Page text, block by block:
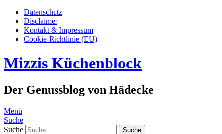
Datenschutz
Disclaimer
Kontakt & Impressum
Cookie-Richtlinie (EU)
Mizzis Küchenblock
Der Genussblog von Hädecke
Menü
Suche
Suche